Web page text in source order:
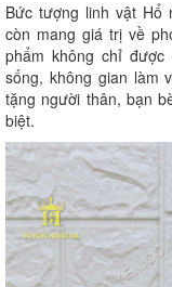
Bức tượng linh vật Hổ
còn mang giá trị về
phẩm không chỉ
sống, không gian làm
tặng người thân, bạn
biệt.